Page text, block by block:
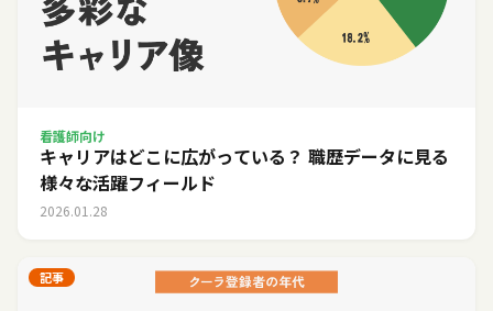
看護師向け
キャリアはどこに広がっている？ 職歴データに見る
様々な活躍フィールド
2026.01.28
記事